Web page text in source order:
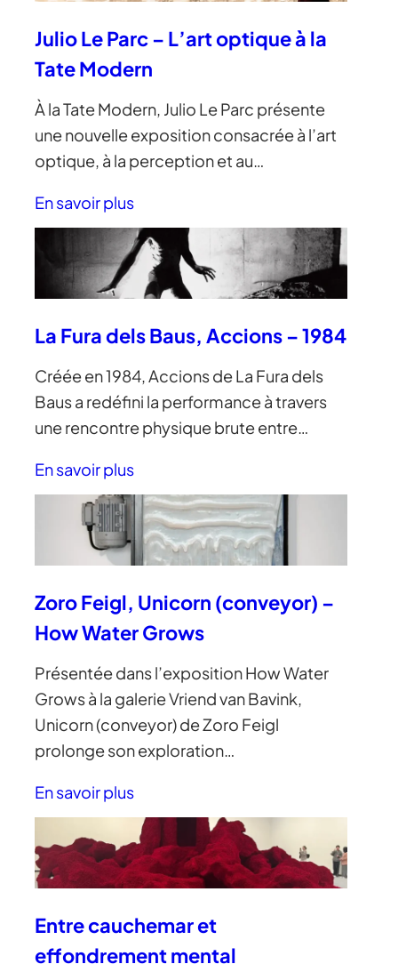
Julio Le Parc – L’art optique à la
Tate Modern
À la Tate Modern, Julio Le Parc présente
une nouvelle exposition consacrée à l’art
optique, à la perception et au…
En savoir plus
La Fura dels Baus, Accions – 1984
Créée en 1984, Accions de La Fura dels
Baus a redéfini la performance à travers
une rencontre physique brute entre…
En savoir plus
Zoro Feigl, Unicorn (conveyor) –
How Water Grows
Présentée dans l’exposition How Water
Grows à la galerie Vriend van Bavink,
Unicorn (conveyor) de Zoro Feigl
prolonge son exploration…
En savoir plus
Entre cauchemar et
effondrement mental